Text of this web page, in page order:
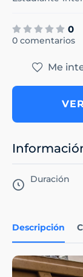
0
0 comentarios
Descripción
Me
Duración